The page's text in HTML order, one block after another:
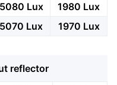
5080 Lux
1980 Lux
5070 Lux 1970 Lux
reflector